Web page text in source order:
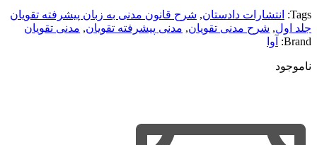
Tags: انتشارات دادستان, شرح قانون مدنی به زبان پیشرفته تقویان
جلد اول, شرح مدنی تقویان, مدنی پیشرفته تقویان, مدنی تقویان
Brand:
آوا
ناموجود